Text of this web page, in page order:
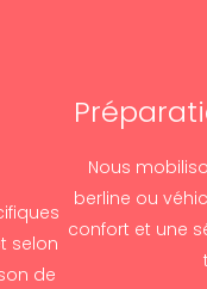
selon
de
Nous
berline ou
confort et une